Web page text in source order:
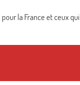
la France et ceux qui